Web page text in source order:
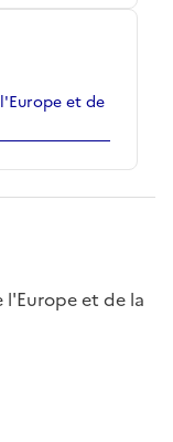
et de
l'Europe et de la